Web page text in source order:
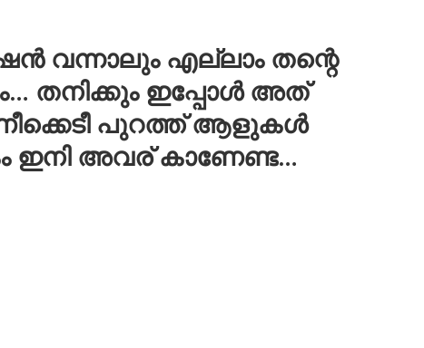
വന്നാലും എല്ലാം തന്റെ
തനിക്കും ഇപ്പോൾ അത്
പുറത്ത് ആളുകൾ
ഇനി അവര് കാണേണ്ട…